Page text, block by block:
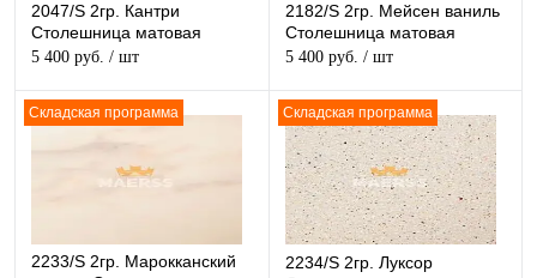
2047/S 2гр. Кантри
Столешница матовая
5 400 руб. / шт
2182/S 2гр. Мейсен ваниль
Столешница матовая
5 400 руб. / шт
Складская программа
2233/S 2гр. Марокканский
Складская программа
2234/S 2гр. Луксор